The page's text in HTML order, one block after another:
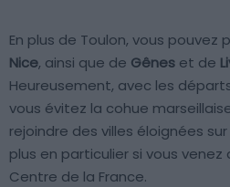
En plus de Toulon, vous pouvez
Nice, ainsi que de Gênes et de
Heureusement, avec les
vous évitez la cohue
rejoindre des villes éloignées
plus en particulier si vous venez
Centre de la France.